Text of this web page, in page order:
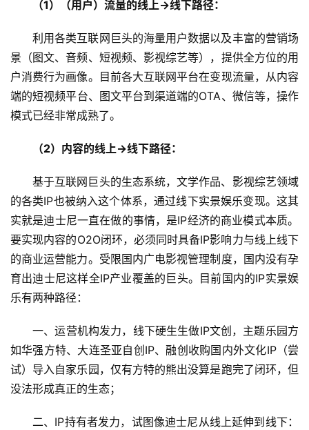
（1）（用户）流量的线上->线下路径：
利用各类互联网巨头的海量用户数据以及丰富的营销场
景（图文、音频、短视频、影视综艺等），提供全方位的用
户消费行为画像。目前各大互联网平台在变现流量，从内容
端的短视频平台、图文平台到渠道端的OTA、微信等，操作
模式已经非常成熟了。
（2）内容的线上->线下路径：
基于互联网巨头的生态系统，文学作品、影视综艺领域
的各类IP也被纳入这个体系，通过线下实景娱乐变现。这其
实就是迪士尼一直在做的事情，是IP经济的商业模式本质。
要实现内容的O2O闭环，必须同时具备IP影响力与线上线下
的商业运营能力。受限国内广电影视管理制度，国内没有孕
育出迪士尼这样全IP产业覆盖的巨头。目前国内的IP实景娱
乐有两种路径：
一、运营机构发力，线下硬生生做IP文创，主题乐园方
如华强方特、大连圣亚自创IP、融创收购国内外文化IP（尝
试）导入自家乐园，仅有方特的熊出没算是跑完了闭环，但
没法形成真正的生态；
二、IP持有者发力，试图像迪士尼从线上延伸到线下：